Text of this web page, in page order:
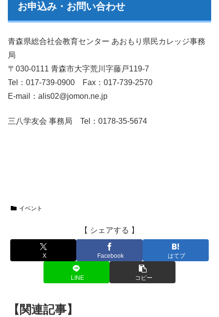
お申込み・お問い合わせ
青森県総合社会教育センター あおもり県民カレッジ事務
局
〒030-0111 青森市大字荒川字藤戸119-7
Tel：017-739-0900 Fax：017-739-2570
E-mail：alis02@jomon.ne.jp
三八学友会 事務局 Tel：0178-35-5674
イベント
【 シェアする 】
X Facebook はてブ
LINE コピー
【関連記事】